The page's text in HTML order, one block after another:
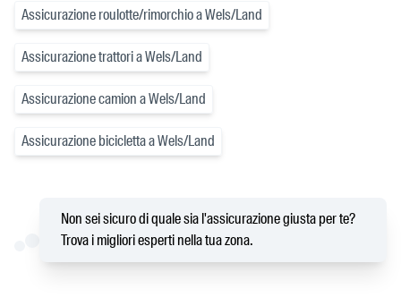
Assicurazione roulotte/rimorchio a Wels/Land
Assicurazione trattori a Wels/Land
Assicurazione camion a Wels/Land
Assicurazione bicicletta a Wels/Land
Non sei sicuro di quale sia l'assicurazione giusta per te?
Trova i migliori esperti nella tua zona.